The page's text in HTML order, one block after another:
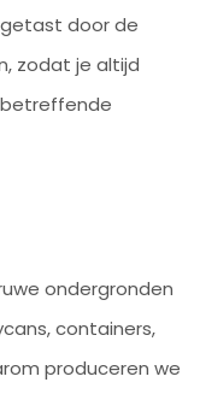
door de
zodat je altijd
betreffende
ondergronden
containers,
produceren we